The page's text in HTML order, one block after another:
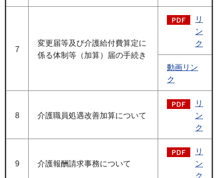
7
変更届等及び介護給付費算定に
係る体制等（加算）届の手続き
リ
ン
ク
動画リン
ク
8 介護職員処遇改善加算について
リ
ン
ク
9 介護報酬請求事務について
リ
ン
ク